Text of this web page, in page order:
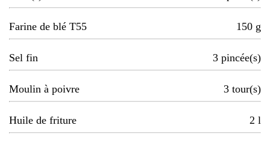
Farine de blé T55 150 g
Sel fin 3 pincée(s)
Moulin à poivre 3 tour(s)
Huile de friture 2 l